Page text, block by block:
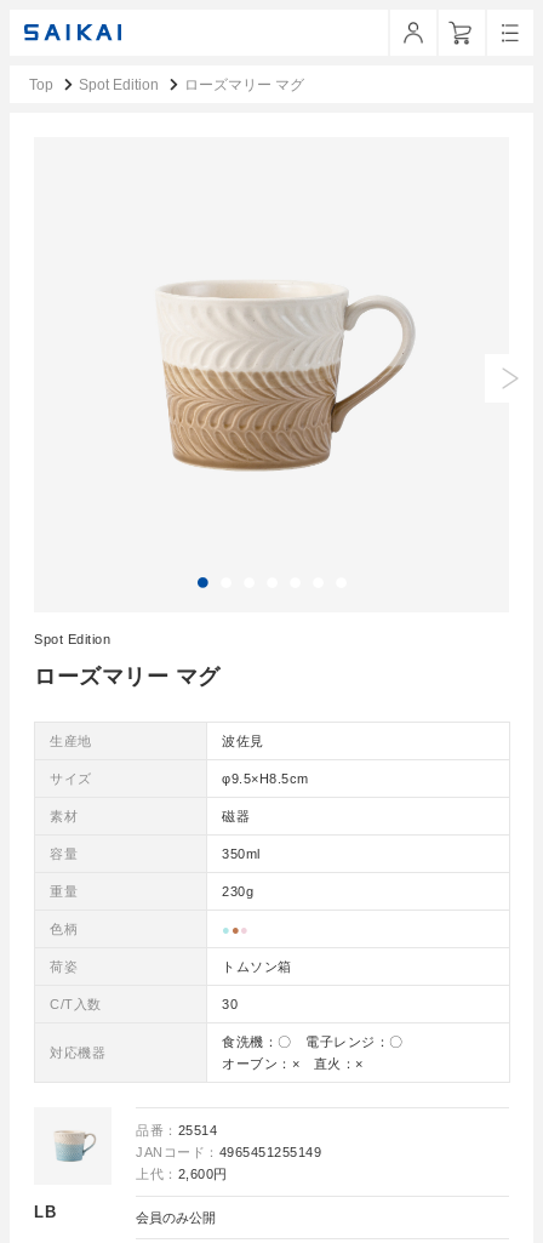
Top Spot Edition ローズマリー マグ
ローズマリー マグ
Spot Edition
生産地 波佐見
サイズ φ9.5×H8.5cm
素材 磁器
容量 350ml
重量 230g
色柄 ● ●●
荷姿 トムソン箱
C/T入数 30
対応機器
食洗機：〇 電子レンジ：〇
オーブン：× 直火：×
LB
品番： 25514
JANコード： 4965451255149
上代： 2,600円
会員のみ公開